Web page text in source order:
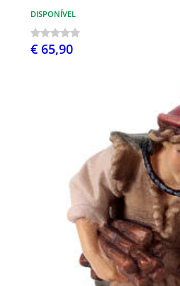
DISPONÍVEL
€ 65,90